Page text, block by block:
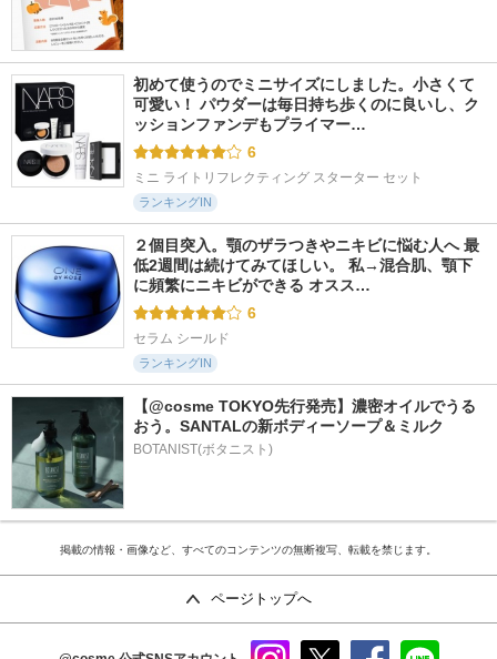
初めて使うのでミニサイズにしました。小さくて
可愛い！ パウダーは毎日持ち歩くのに良いし、ク
ッションファンデもプライマー…
6
ミニ ライトリフレクティング スターター セット
ランキングIN
２個目突入。顎のザラつきやニキビに悩む人へ 最
低2週間は続けてみてほしい。 私→混合肌、顎下
に頻繁にニキビができる オスス…
6
セラム シールド
ランキングIN
【@cosme TOKYO先行発売】濃密オイルでうる
おう。SANTALの新ボディーソープ＆ミルク
BOTANIST(ボタニスト)
掲載の情報・画像など、すべてのコンテンツの無断複写、転載を禁じます。
ページトップへ